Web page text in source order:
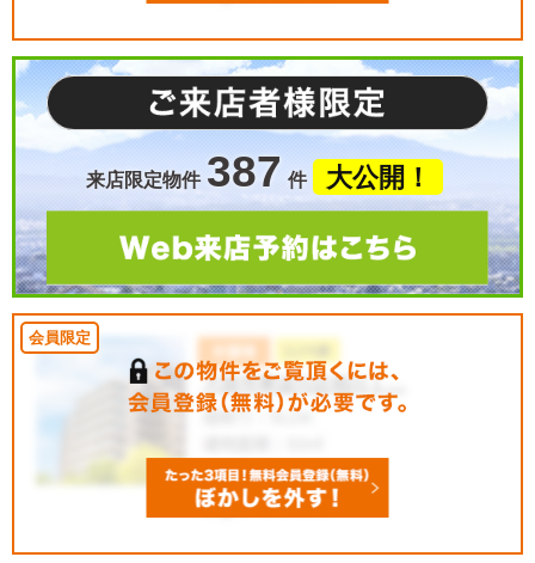
来店限定物件 387 件 大公開！